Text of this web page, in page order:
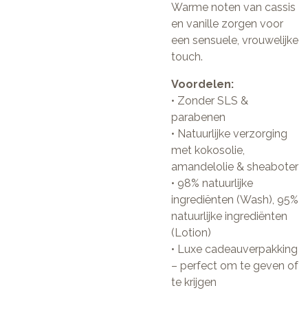
Warme noten van cassis
en vanille zorgen voor
een sensuele, vrouwelijke
touch.
Voordelen:
• Zonder SLS &
parabenen
• Natuurlijke verzorging
met kokosolie,
amandelolie & sheaboter
• 98% natuurlijke
ingrediënten (Wash), 95%
natuurlijke ingrediënten
(Lotion)
• Luxe cadeauverpakking
– perfect om te geven of
te krijgen